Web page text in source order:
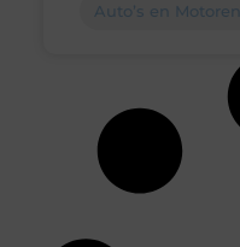
Auto’s en Motoren